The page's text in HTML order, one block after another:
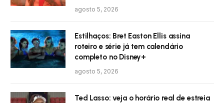
agosto 5, 2026
Estilhaços: Bret Easton Ellis assina
roteiro e série já tem calendário
completo no Disney+
agosto 5, 2026
Ted Lasso: veja o horário real de estreia